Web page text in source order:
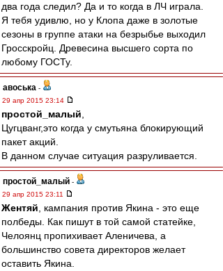
два года следил? Да и то когда в ЛЧ играла.
Я тебя удивлю, но у Клопа даже в золотые
сезоны в группе атаки на безрыбье выходил
Гросскройц. Древесина высшего сорта по
любому ГОСТу.
авоська -
29 апр 2015 23:14
простой_малый
Цугцванг,это когда у смутьяна блокирующий
пакет акций.
В данном случае ситуация разруливается.
простой_малый -
29 апр 2015 23:11
Жентяй , кампания против Якина - это еще
полбеды. Как пишут в той самой статейке,
Челоянц пропихивает Аленичева, а
большинство совета директоров желает
оставить Якина.